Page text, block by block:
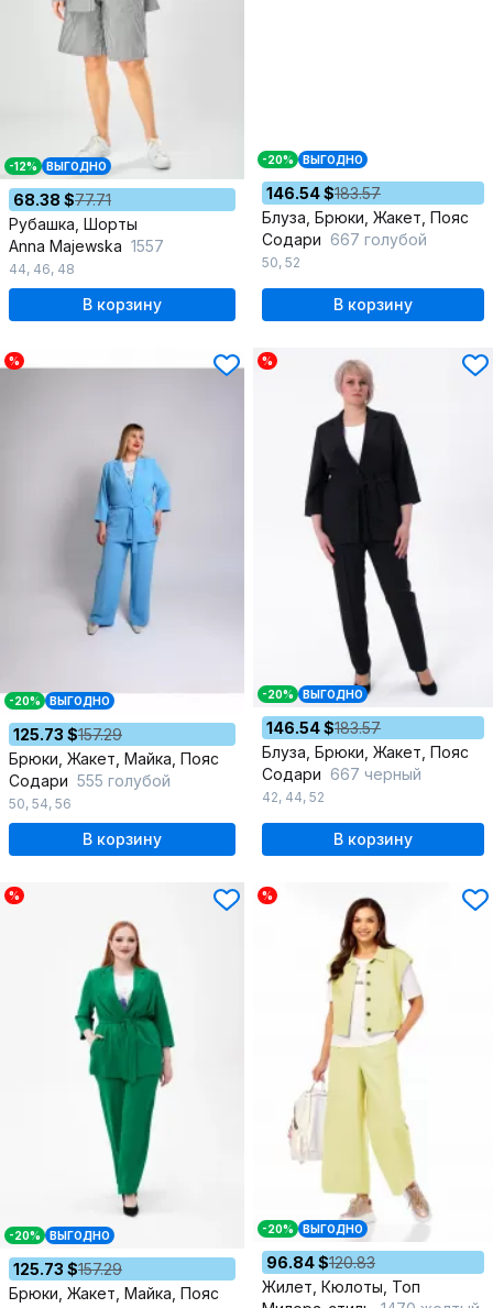
-12% ВЫГОДНО
68.38 $77.71
Рубашка, Шорты
Anna Majewska 1557
44, 46, 48
В корзину
-20% ВЫГОДНО
146.54 $183.57
Блуза, Брюки, Жакет, Пояс
Содари 667 голубой
50, 52
В корзину
%
-20% ВЫГОДНО
125.73 $157.29
Брюки, Жакет, Майка, Пояс
Содари 555 голубой
50, 54, 56
В корзину
%
-20% ВЫГОДНО
146.54 $183.57
Блуза, Брюки, Жакет, Пояс
Содари 667 черный
42, 44, 52
В корзину
%
-20% ВЫГОДНО
125.73 $157.29
Брюки, Жакет, Майка, Пояс
%
-20% ВЫГОДНО
96.84 $120.83
Жилет, Кюлоты, Топ